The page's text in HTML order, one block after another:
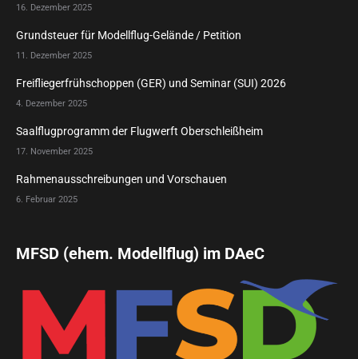
16. Dezember 2025
Grundsteuer für Modellflug-Gelände / Petition
11. Dezember 2025
Freifliegerfrühschoppen (GER) und Seminar (SUI) 2026
4. Dezember 2025
Saalflugprogramm der Flugwerft Oberschleißheim
17. November 2025
Rahmenausschreibungen und Vorschauen
6. Februar 2025
MFSD (ehem. Modellflug) im DAeC